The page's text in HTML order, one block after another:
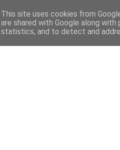
This site uses cookies from
are shared with Google along
statistics, and to detect and